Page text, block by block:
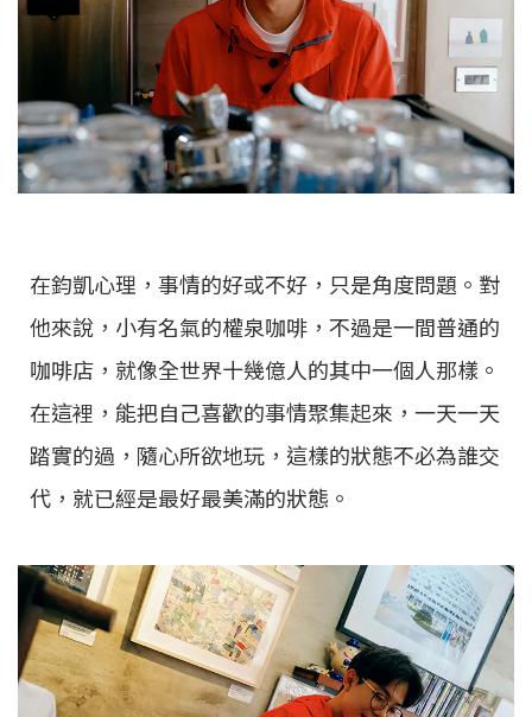
在鈞凱心理，事情的好或不好，只是角度問題。對
他來說，小有名氣的權泉咖啡，不過是一間普通的
咖啡店，就像全世界十幾億人的其中一個人那樣。
在這裡，能把自己喜歡的事情聚集起來，一天一天
踏實的過，隨心所欲地玩，這樣的狀態不必為誰交
代，就已經是最好最美滿的狀態。